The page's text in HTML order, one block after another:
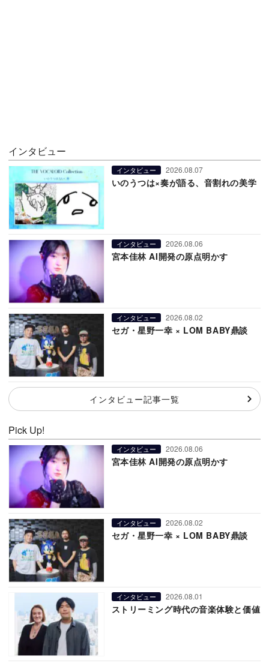
インタビュー
インタビュー 2026.08.07
いのうつは×奏が語る、音割れの美学
インタビュー 2026.08.06
宮本佳林 AI開発の原点明かす
インタビュー 2026.08.02
セガ・星野一幸 × LOM BABY鼎談
インタビュー記事一覧
Pick Up!
インタビュー 2026.08.06
宮本佳林 AI開発の原点明かす
インタビュー 2026.08.02
セガ・星野一幸 × LOM BABY鼎談
インタビュー 2026.08.01
ストリーミング時代の音楽体験と価値